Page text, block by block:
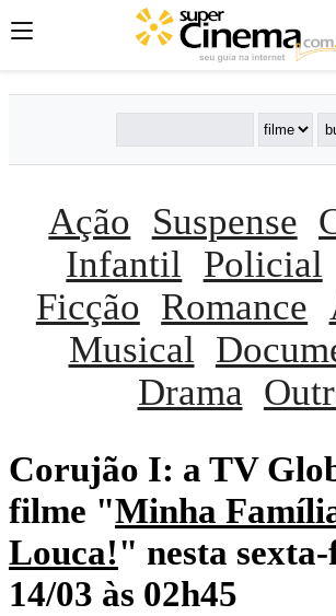
Ação Suspense
Infantil
Policial
Ficção Romance
Musical
Drama
Corujão I: a TV
filme "Minha
Louca!" nesta
14/03 às 02h45